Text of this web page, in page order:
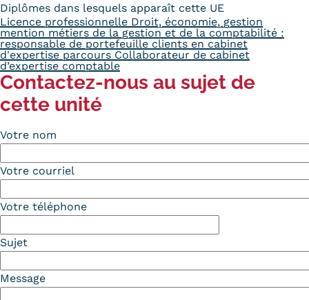
Diplômes dans lesquels apparaît cette UE
Licence professionnelle Droit, économie, gestion
mention métiers de la gestion et de la comptabilité :
responsable de portefeuille clients en cabinet
d'expertise parcours Collaborateur de cabinet
d’expertise comptable
Contactez-nous au sujet de
cette unité
Votre nom
Votre courriel
Votre téléphone
Sujet
Message